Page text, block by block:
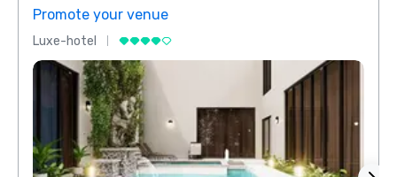
Promote your venue
Luxe-hotel